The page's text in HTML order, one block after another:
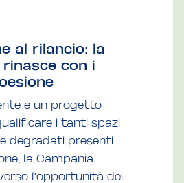
al rilancio: la
con i
e un progetto
i tanti spazi
degradati presenti
la Campania.
l'opportunità dei